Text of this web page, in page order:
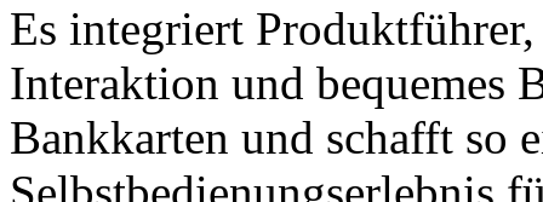
Es integriert
Interaktion und bequemes
Bankkarten und schafft so
Selbstbedienungserlebnis